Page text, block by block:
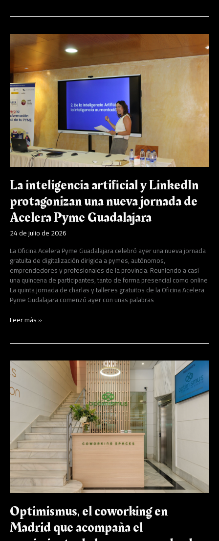
La inteligencia artificial y LinkedIn
protagonizan una nueva jornada de
Acelera Pyme Guadalajara
24 de julio de 2026
La Oficina Acelera Pyme Guadalajara celebró ayer una nueva jornada
gratuita de digitalización dirigida a pymes, autónomos,
emprendedores y profesionales de la provincia. Reuniendo a casí
una quincena de participantes, tanto de forma presencial como online
La quinta jornada de charlas y talleres gratuitos de la Oficina Acelera
Pyme Gudalajara comenzó ayer con unas palabras
La
inteligencia
y
LinkedIn
protagonizan
una
nueva
jornada
de
Acelera
Pyme
Guadalajara
Leer más »
Optimismus, el coworking en
Madrid que acompaña el
Optimismus,
el
coworking
en
Madrid
acompaña
crecimiento
de
las
empresas
desde
la
hasta
el
legado